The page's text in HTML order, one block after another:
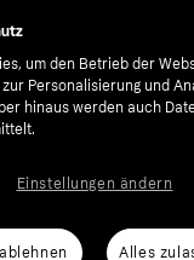
um den Betrieb der
Personalisierung und
hinaus werden auch
Alles
Einstellungen ändern